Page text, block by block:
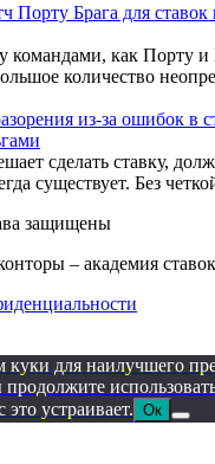
Порту Брага для ставок
командами, как Порту и
количество
из-за ошибок в
сделать ставку,
существует. Без
защищены
– академия ставок
для наилучшего
это устраивает. Ок